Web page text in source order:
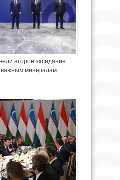
второе заседание
важным минералам